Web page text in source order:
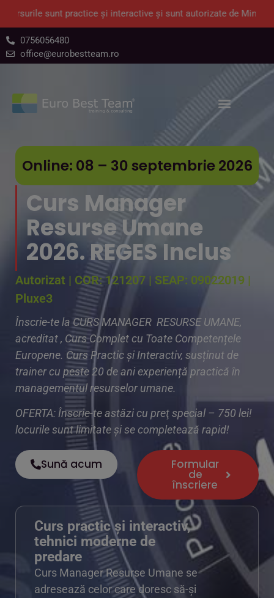
sunt practice și interactive și sunt autorizate de Ministerul
0756056480
office@eurobestteam.ro
Curs Manager
Resurse Umane
2026. REGES Inclus
Autorizat | COR: 121207 | SEAP: 09022019 |
Pluxe3
Online: 08 – 30 septembrie 2026
Înscrie-te la CURS MANAGER RESURSE UMANE,
acreditat , Curs Complet cu Toate Competențele
Europene. Curs Practic și Interactiv, susținut de
trainer cu peste 20 de ani experiență practică în
managementul resurselor umane.
OFERTA: Înscrie-te astăzi cu preţ special – 750 lei!
locurile sunt limitate și se completează rapid!
Sună acum Formular
de
înscriere
Curs practic și interactiv,
tehnici moderne de
predare
Curs Manager Resurse Umane se
adresează celor care doresc să-și